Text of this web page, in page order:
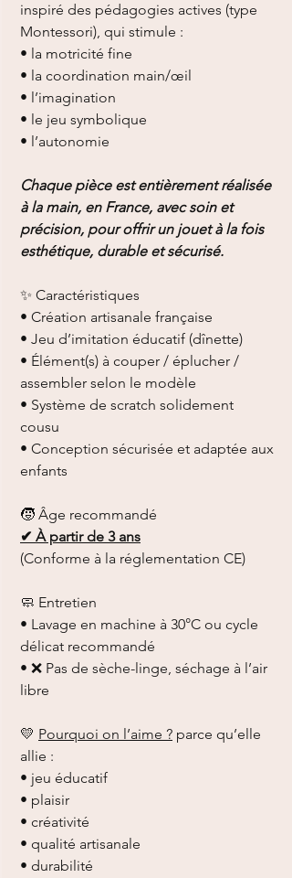
inspiré des pédagogies actives (type
Montessori), qui stimule :
• la motricité fine
• la coordination main/œil
• l’imagination
• le jeu symbolique
• l’autonomie
Chaque pièce est entièrement réalisée
à la main, en France, avec soin et
précision, pour offrir un jouet à la fois
esthétique, durable et sécurisé.
✨ Caractéristiques
• Création artisanale française
• Jeu d’imitation éducatif (dînette)
• Élément(s) à couper / éplucher /
assembler selon le modèle
• Système de scratch solidement
cousu
• Conception sécurisée et adaptée aux
enfants
🧒 Âge recommandé
✔ À partir de 3 ans
(Conforme à la réglementation CE)
🧼 Entretien
• Lavage en machine à 30°C ou cycle
délicat recommandé
• ❌ Pas de sèche-linge, séchage à l’air
libre
💛 Pourquoi on l’aime ? parce qu’elle
allie :
• jeu éducatif
• plaisir
• créativité
• qualité artisanale
• durabilité